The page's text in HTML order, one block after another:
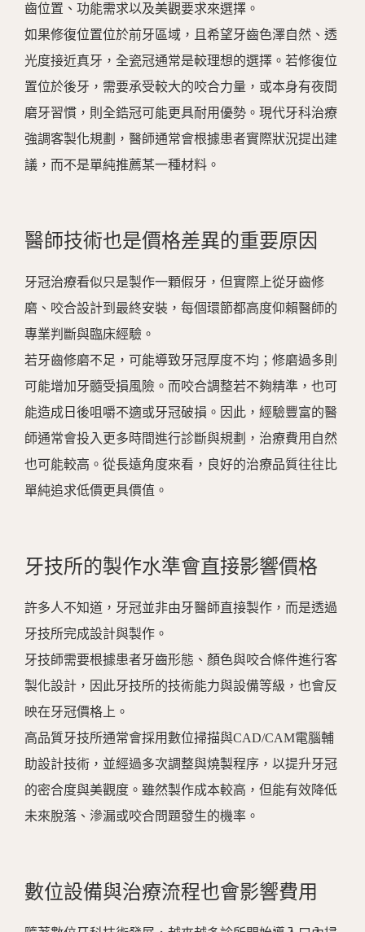
齒位置、功能需求以及美觀要求來選擇。
如果修復位置位於前牙區域，且希望牙齒色澤自然、透
光度接近真牙，全瓷冠通常是較理想的選擇。若修復位
置位於後牙，需要承受較大的咬合力量，或本身有夜間
磨牙習慣，則全鋯冠可能更具耐用優勢。現代牙科治療
強調客製化規劃，醫師通常會根據患者實際狀況提出建
議，而不是單純推薦某一種材料。
醫師技術也是價格差異的重要原因
牙冠治療看似只是製作一顆假牙，但實際上從牙齒修
磨、咬合設計到最終安裝，每個環節都高度仰賴醫師的
專業判斷與臨床經驗。
若牙齒修磨不足，可能導致牙冠厚度不均；修磨過多則
可能增加牙髓受損風險。而咬合調整若不夠精準，也可
能造成日後咀嚼不適或牙冠破損。因此，經驗豐富的醫
師通常會投入更多時間進行診斷與規劃，治療費用自然
也可能較高。從長遠角度來看，良好的治療品質往往比
單純追求低價更具價值。
牙技所的製作水準會直接影響價格
許多人不知道，牙冠並非由牙醫師直接製作，而是透過
牙技所完成設計與製作。
牙技師需要根據患者牙齒形態、顏色與咬合條件進行客
製化設計，因此牙技所的技術能力與設備等級，也會反
映在牙冠價格上。
高品質牙技所通常會採用數位掃描與CAD/CAM電腦輔
助設計技術，並經過多次調整與燒製程序，以提升牙冠
的密合度與美觀度。雖然製作成本較高，但能有效降低
未來脫落、滲漏或咬合問題發生的機率。
數位設備與治療流程也會影響費用